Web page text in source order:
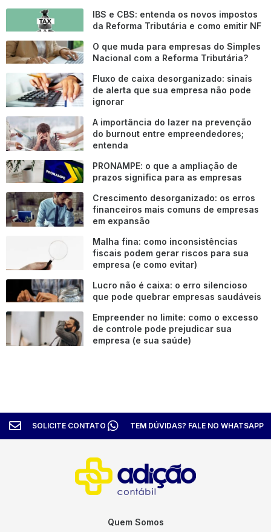
IBS e CBS: entenda os novos impostos
da Reforma Tributária e como emitir NF
O que muda para empresas do Simples
Nacional com a Reforma Tributária?
Fluxo de caixa desorganizado: sinais
de alerta que sua empresa não pode
ignorar
A importância do lazer na prevenção
do burnout entre empreendedores;
entenda
PRONAMPE: o que a ampliação de
prazos significa para as empresas
Crescimento desorganizado: os erros
financeiros mais comuns de empresas
em expansão
Malha fina: como inconsistências
fiscais podem gerar riscos para sua
empresa (e como evitar)
Lucro não é caixa: o erro silencioso
que pode quebrar empresas saudáveis
Empreender no limite: como o excesso
de controle pode prejudicar sua
empresa (e sua saúde)
SOLICITE CONTATO TEM DÚVIDAS? FALE NO WHATSAPP
Quem Somos